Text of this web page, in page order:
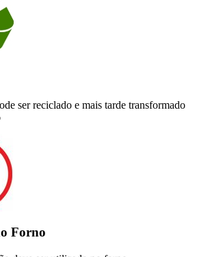
ser reciclado e mais tarde transformado
Forno